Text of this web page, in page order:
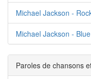
Michael Jackson -
Michael Jackson -
Paroles de chansons